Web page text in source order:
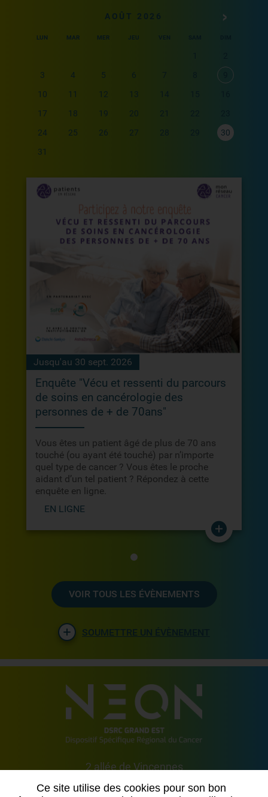
Ce site utilise des cookies pour son bon
AOÛT 2026
LUN MAR MER JEU
3
4 5 6
10
11 12 13
17
18 19 20
24
25 26 27
30
31
Jusqu'au 30 sept. 2026
Enquête "Vécu et ressenti du parcours
de soins en cancérologie des
personnes de + de 70ans"
Vous êtes un patient âgé de plus de 70 ans
touché (ou ayant été touché) par n’importe
quel type de cancer ? Vous êtes le proche
aidant d’un tel patient ? Répondez à cette
enquête en ligne.
EN LIGNE
VOIR TOUS LES ÉVÈNEMENTS
SOUMETTRE UN ÉVÈNEMENT
2 allée de Vincennes
54500 VANDOEUVRE LES NANCY